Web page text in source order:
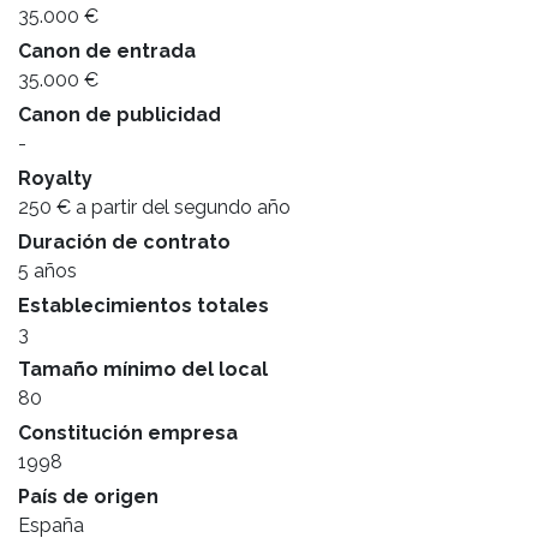
35.000 €
Canon de entrada
35.000 €
Canon de publicidad
-
Royalty
250 € a partir del segundo año
Duración de contrato
5 años
Establecimientos totales
3
Tamaño mínimo del local
80
Constitución empresa
1998
País de origen
España